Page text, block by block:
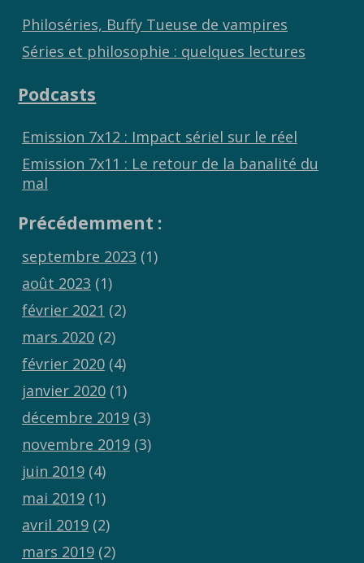
Philoséries, Buffy Tueuse de vampires
Séries et philosophie : quelques lectures
Podcasts
Emission 7x12 : Impact sériel sur le réel
Emission 7x11 : Le retour de la banalité du
mal
Précédemment :
septembre 2023 (1)
août 2023 (1)
février 2021 (2)
mars 2020(2)
février 2020(4)
janvier 2020(1)
décembre 2019(3)
novembre 2019(3)
juin 2019(4)
mai 2019(1)
avril 2019(2)
mars 2019(2)